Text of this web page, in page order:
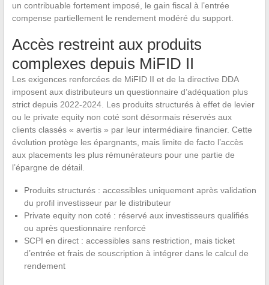
un contribuable fortement imposé, le gain fiscal à l’entrée
compense partiellement le rendement modéré du support.
Accès restreint aux produits
complexes depuis MiFID II
Les exigences renforcées de MiFID II et de la directive DDA
imposent aux distributeurs un questionnaire d’adéquation plus
strict depuis 2022-2024. Les produits structurés à effet de levier
ou le private equity non coté sont désormais réservés aux
clients classés « avertis » par leur intermédiaire financier. Cette
évolution protège les épargnants, mais limite de facto l’accès
aux placements les plus rémunérateurs pour une partie de
l’épargne de détail.
Produits structurés : accessibles uniquement après validation
du profil investisseur par le distributeur
Private equity non coté : réservé aux investisseurs qualifiés
ou après questionnaire renforcé
SCPI en direct : accessibles sans restriction, mais ticket
d’entrée et frais de souscription à intégrer dans le calcul de
rendement